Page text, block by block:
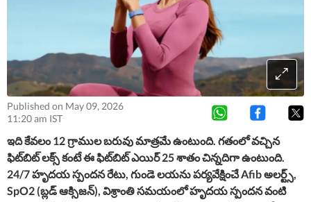
Published on May 09, 2026
11:20 am IST
ఇది కేవలం 12 గ్రాముల బరువు మాత్రమే ఉంటుంది. గతంలో వచ్చిన
ఫిట్‌బిట్ లక్స్ కంటే ఈ ఫిట్​బిట్​ ఎయిర్ 25 శాతం చిన్నదిగా ఉంటుంది.
24/7 హృదయ స్పందన రేటు, గుండె లయను పర్యవేక్షించే Afib అలర్ట్స్,
SpO2 (బ్లడ్ ఆక్సిజన్), విశ్రాంతి సమయంలో హృదయ స్పందన వంటి